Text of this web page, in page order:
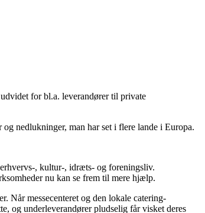
for bl.a. leverandører til private
nedlukninger, man har set i flere lande i Europa.
, kultur-, idræts- og foreningsliv.
nu kan se frem til mere hjælp.
Når messecenteret og den lokale catering-
og underleverandører pludselig får visket deres